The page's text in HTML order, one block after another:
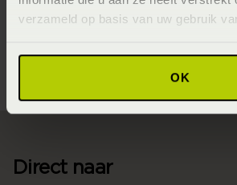
verzameld op basis van uw gebruik
OK
Direct naar